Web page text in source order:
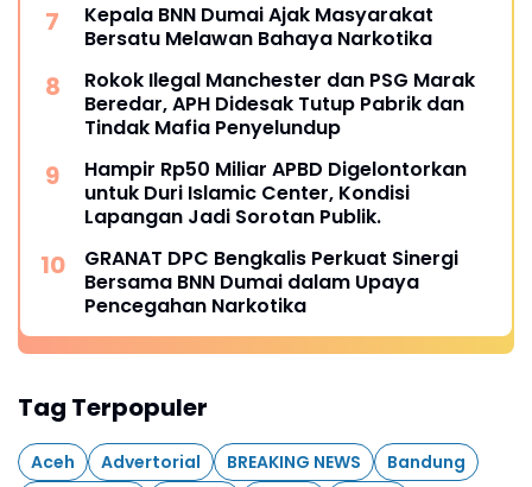
Kepala BNN Dumai Ajak Masyarakat
Bersatu Melawan Bahaya Narkotika
Rokok Ilegal Manchester dan PSG Marak
Beredar, APH Didesak Tutup Pabrik dan
Tindak Mafia Penyelundup
Hampir Rp50 Miliar APBD Digelontorkan
untuk Duri Islamic Center, Kondisi
Lapangan Jadi Sorotan Publik.
GRANAT DPC Bengkalis Perkuat Sinergi
Bersama BNN Dumai dalam Upaya
Pencegahan Narkotika
Tag Terpopuler
Aceh Advertorial BREAKING NEWS Bandung